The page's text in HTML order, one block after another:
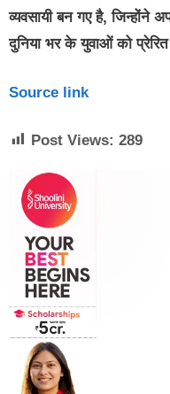
व्यवसायी बन गए है, जिन्होंने
दुनिया भर के युवाओं को
Source link
Post Views: 289